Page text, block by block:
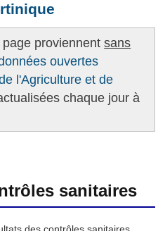
page proviennentsans
ouvertes
l'Agriculture et de
chaque jour à
sanitaires
des contrôles sanitaires